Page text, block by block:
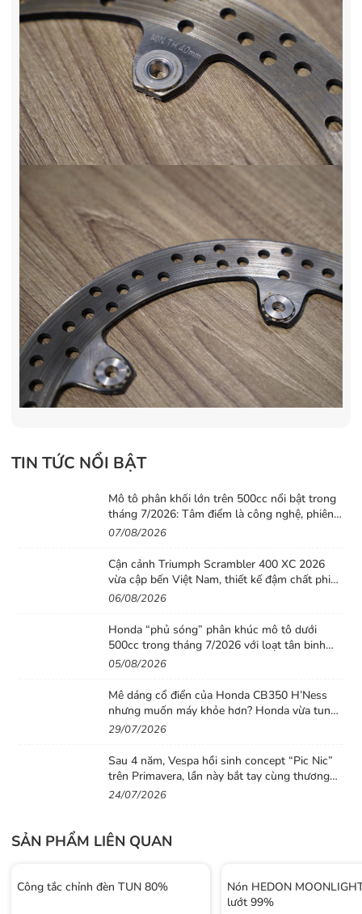
TIN TỨC NỔI BẬT
Mô tô phân khối lớn trên 500cc nổi bật trong
tháng 7/2026: Tâm điểm là công nghệ, phiên
bản giới hạn và những cấu hình “đỉnh”
07/08/2026
Cận cảnh Triumph Scrambler 400 XC 2026
vừa cập bến Việt Nam, thiết kế đậm chất phiêu
lưu cùng mức giá dễ tiếp cận
06/08/2026
Honda “phủ sóng” phân khúc mô tô dưới
500cc trong tháng 7/2026 với loạt tân binh
đáng chú ý
05/08/2026
Mê dáng cổ điển của Honda CB350 H’Ness
nhưng muốn máy khỏe hơn? Honda vừa tung
ra lời giải với CB500 mới
29/07/2026
Sau 4 năm, Vespa hồi sinh concept “Pic Nic”
trên Primavera, lần này bắt tay cùng thương
hiệu thời trang Gigi
24/07/2026
SẢN PHẨM LIÊN QUAN
Công tắc chỉnh đèn TUN 80%
Nón HEDON
lướt 99%